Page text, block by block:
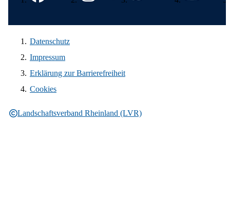
Landschaftsverband Rheinland (LVR)
Datenschutz
Impressum
Erklärung zur Barrierefreiheit
Cookies